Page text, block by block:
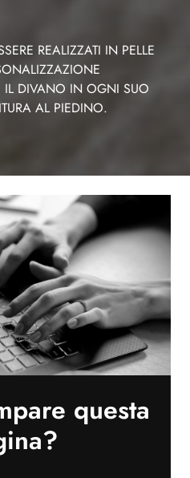
REALIZZATI IN PELLE
IL DIVANO IN OGNI SUO
AL PIEDINO.
questa